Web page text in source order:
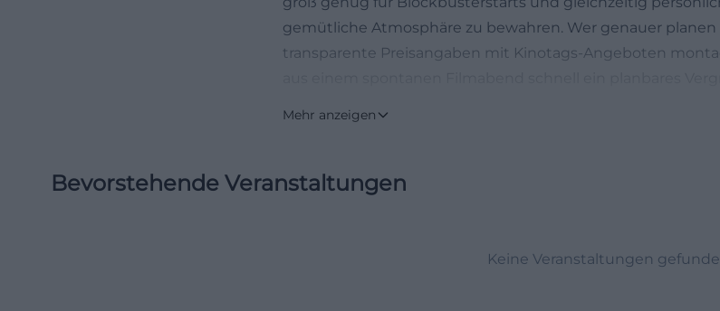
gemütliche Atmosphäre zu bewahren. Wer genauer
transparente Preisangaben mit Kinotags-Angeboten
Programm/Tickets steht das komplette Programm mit
Gruppen: Durch die klare Struktur der Programmseite sind
Mehr anzeigen
Bevorstehende Veranstaltungen
Keine Veranstaltungen